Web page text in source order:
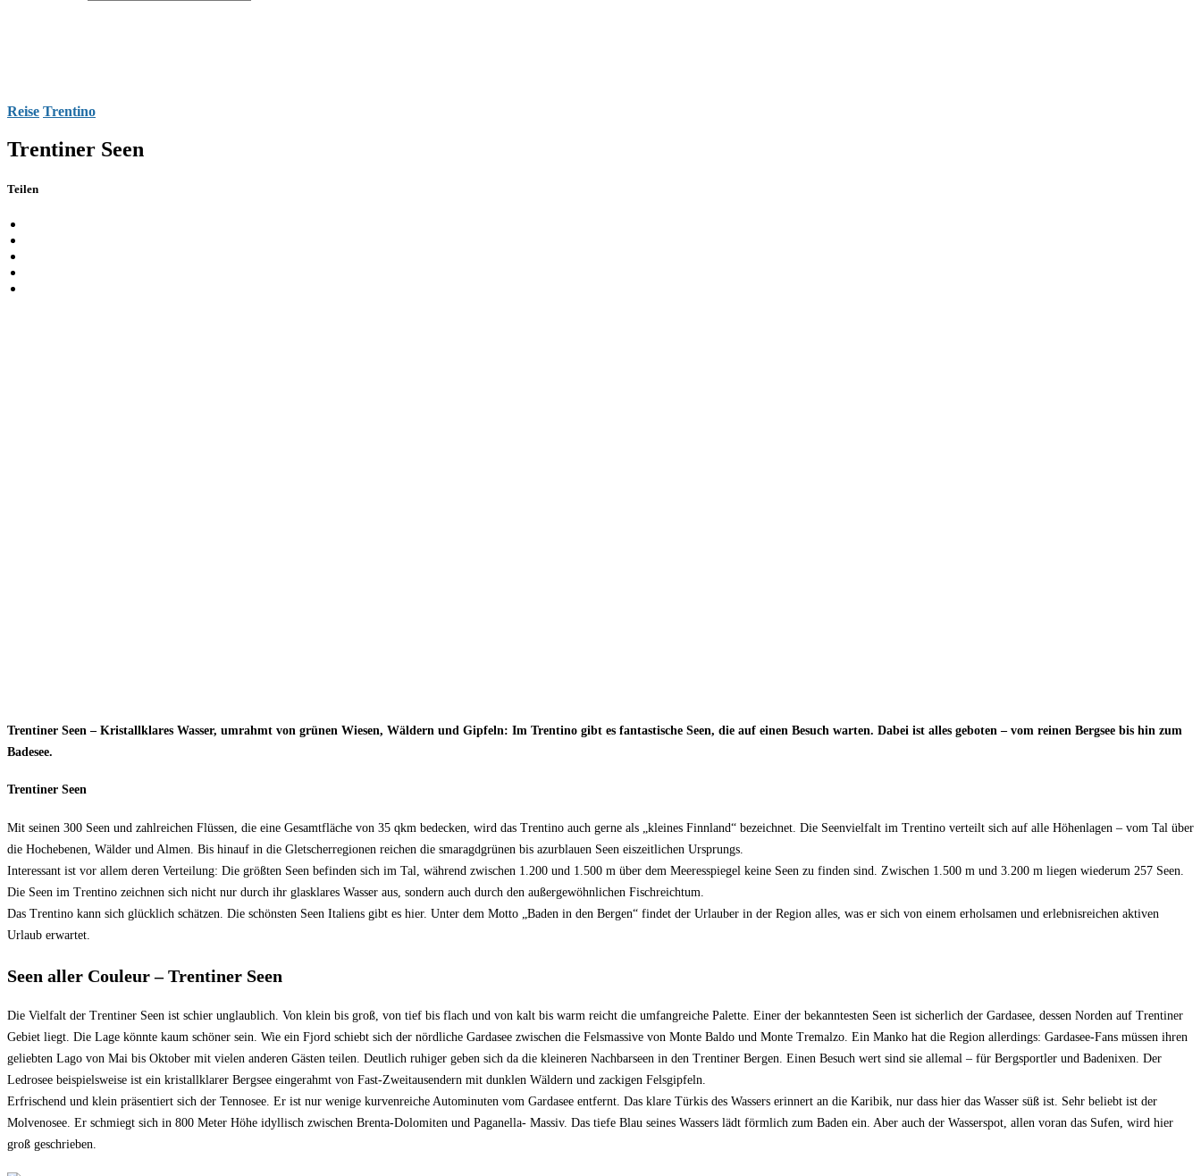
Reise Trentino
Trentiner Seen
Teilen
Trentiner Seen – Kristallklares Wasser, umrahmt von grünen Wiesen, Wäldern und Gipfeln: Im Trentino gibt es fantastische Seen, die auf einen Besuch warten. Dabei ist alles geboten – vom reinen Bergsee bis hin zum
Badesee.
Trentiner Seen
Mit seinen 300 Seen und zahlreichen Flüssen, die eine Gesamtfläche von 35 qkm bedecken, wird das Trentino auch gerne als „kleines Finnland“ bezeichnet. Die Seenvielfalt im Trentino verteilt sich auf alle Höhenlagen – vom Tal über
die Hochebenen, Wälder und Almen. Bis hinauf in die Gletscherregionen reichen die smaragdgrünen bis azurblauen Seen eiszeitlichen Ursprungs.
Interessant ist vor allem deren Verteilung: Die größten Seen befinden sich im Tal, während zwischen 1.200 und 1.500 m über dem Meeresspiegel keine Seen zu finden sind. Zwischen 1.500 m und 3.200 m liegen wiederum 257 Seen.
Die Seen im Trentino zeichnen sich nicht nur durch ihr glasklares Wasser aus, sondern auch durch den außergewöhnlichen Fischreichtum.
Das Trentino kann sich glücklich schätzen. Die schönsten Seen Italiens gibt es hier. Unter dem Motto „Baden in den Bergen“ findet der Urlauber in der Region alles, was er sich von einem erholsamen und erlebnisreichen aktiven
Urlaub erwartet.
Seen aller Couleur – Trentiner Seen
Die Vielfalt der Trentiner Seen ist schier unglaublich. Von klein bis groß, von tief bis flach und von kalt bis warm reicht die umfangreiche Palette. Einer der bekanntesten Seen ist sicherlich der Gardasee, dessen Norden auf Trentiner
Gebiet liegt. Die Lage könnte kaum schöner sein. Wie ein Fjord schiebt sich der nördliche Gardasee zwischen die Felsmassive von Monte Baldo und Monte Tremalzo. Ein Manko hat die Region allerdings: Gardasee-Fans müssen ihren
geliebten Lago von Mai bis Oktober mit vielen anderen Gästen teilen. Deutlich ruhiger geben sich da die kleineren Nachbarseen in den Trentiner Bergen. Einen Besuch wert sind sie allemal – für Bergsportler und Badenixen. Der
Ledrosee beispielsweise ist ein kristallklarer Bergsee eingerahmt von Fast-Zweitausendern mit dunklen Wäldern und zackigen Felsgipfeln.
Erfrischend und klein präsentiert sich der Tennosee. Er ist nur wenige kurvenreiche Autominuten vom Gardasee entfernt. Das klare Türkis des Wassers erinnert an die Karibik, nur dass hier das Wasser süß ist. Sehr beliebt ist der
Molvenosee. Er schmiegt sich in 800 Meter Höhe idyllisch zwischen Brenta-Dolomiten und Paganella- Massiv. Das tiefe Blau seines Wassers lädt förmlich zum Baden ein. Aber auch der Wasserspot, allen voran das Sufen, wird hier
groß geschrieben.